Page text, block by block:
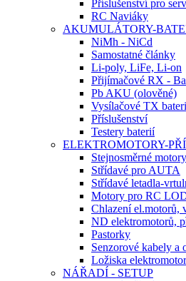
Příslušenství pro
RC Naviáky
AKUMULÁTORY-
NiMh - NiCd
Samostatné články
Li-poly, LiFe, Li-on
Přijímačové RX -
Pb AKU (olověné)
Vysílačové TX
Příslušenství
Testery baterií
ELEKTROMOTORY-
Stejnosměrné motory
Střídavé pro AUTA
Střídavé letadla-
Motory pro RC
Chlazení el.motorů,
ND elektromotorů,
Pastorky
Senzorové kabely a
Ložiska
NÁŘADÍ - SETUP